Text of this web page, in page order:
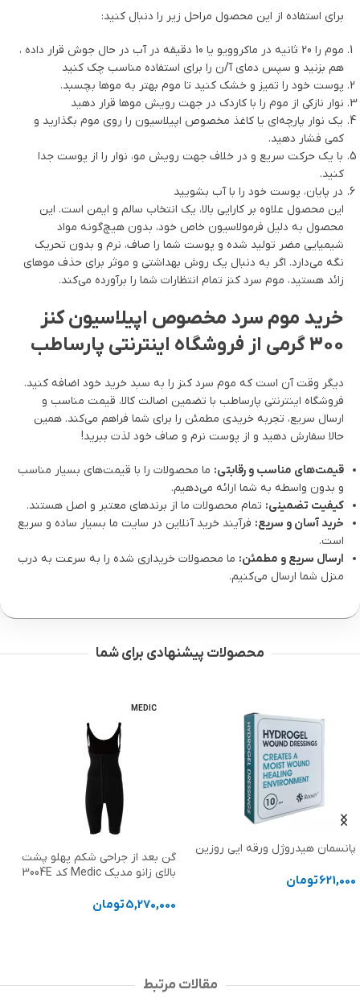
برای استفاده از این محصول مراحل زیر را دنبال کنید:
موم را 20 ثانیه در ماکروویو یا 10 دقیقه در آب در حال جوش قرار داده ،
هم بزنید و سپس دمای آ/ن را برای استفاده مناسب چک کنید
پوست خود را تمیز و خشک کنید تا موم بهتر به موها بچسبد.
نوار نازکی از موم را با کاردک در جهت رویش موها قرار دهید
یک نوار پارچه‌ای یا کاغذ مخصوص اپیلاسیون را روی موم بگذارید و
کمی فشار دهید.
با یک حرکت سریع و در خلاف جهت رویش مو، نوار را از پوست جدا
کنید.
در پایان، پوست خود را با آب بشویید
این محصول علاوه بر کارایی بالا، یک انتخاب سالم و ایمن است. این
محصول به دلیل فرمولاسیون خاص خود، بدون هیچ‌گونه مواد
شیمیایی مضر تولید شده و پوست شما را صاف، نرم و بدون تحریک
نگه می‌دارد. اگر به دنبال یک روش بهداشتی و موثر برای حذف موهای
زائد هستید، موم سرد کنز تمام انتظارات شما را برآورده می‌کند.
خرید موم سرد مخصوص اپیلاسیون کنز
300 گرمی از فروشگاه اینترنتی پارساطب
دیگر وقت آن است که موم سرد کنز را به سبد خرید خود اضافه کنید.
فروشگاه اینترنتی پارساطب با تضمین اصالت کالا، قیمت مناسب و
ارسال سریع، تجربه خریدی مطمئن را برای شما فراهم می‌کند. همین
حالا سفارش دهید و از پوست نرم و صاف خود لذت ببرید!
قیمت‌های مناسب و رقابتی: ما محصولات را با قیمت‌های بسیار مناسب
و بدون واسطه به شما ارائه می‌دهیم.
کیفیت تضمینی: تمام محصولات ما از برندهای معتبر و اصل هستند.
خرید آسان و سریع: فرآیند خرید آنلاین در سایت ما بسیار ساده و سریع
است.
ارسال سریع و مطمئن: ما محصولات خریداری شده را به سرعت به درب
منزل شما ارسال می‌کنیم.
محصولات پیشنهادی برای شما
گن بعد از جراحی شکم پهلو پشت
بالای زانو مدیک Medic کد 3004E
-15%
توالت فرنگی مبله برزنتی سفری
بدون قیف افراز
2,531,000تومان 2,145,000
مقالات مرتبط